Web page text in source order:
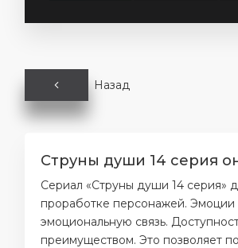
Назад
Струны души 14 серия
Сериал «Струны души 14 серия»
проработке персонажей. Эмоции
эмоциональную связь.
преимуществом. Это позволяет